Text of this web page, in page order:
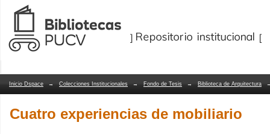
Cuatro experiencias de mobiliario
Repositorio Dspace/Manakin
Inicio Dspace → Colecciones Institucionales → Fondo de Tesis → Biblioteca de Arquitectura
Cuatro experiencias de mobiliario